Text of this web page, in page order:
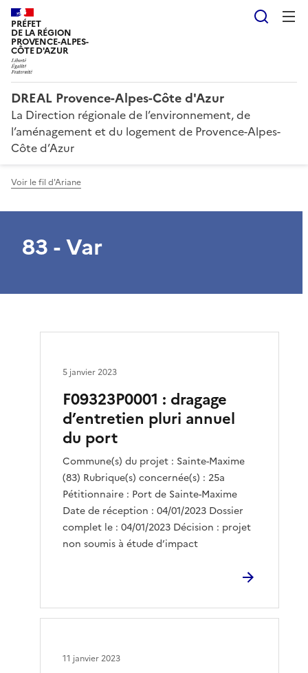
PRÉFET
DE LA RÉGION
PROVENCE-ALPES-
CÔTE D'AZUR
DREAL Provence-Alpes-Côte d'Azur
La Direction régionale de l’environnement, de
l’aménagement et du logement de Provence-Alpes-
Côte d’Azur
Voir le fil d'Ariane
83 - Var
F09323P0001 : dragage
d’entretien pluri annuel
du port
Commune(s) du projet : Sainte-Maxime
(83) Rubrique(s) concernée(s) : 25a
Pétitionnaire : Port de Sainte-Maxime
Date de réception : 04/01/2023 Dossier
complet le : 04/01/2023 Décision : projet
non soumis à étude d’impact
5 janvier 2023
11 janvier 2023